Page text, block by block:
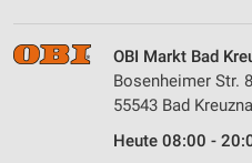
OBI Markt Bad
Bosenheimer Str.
55543 Bad
Heute 08:00 -